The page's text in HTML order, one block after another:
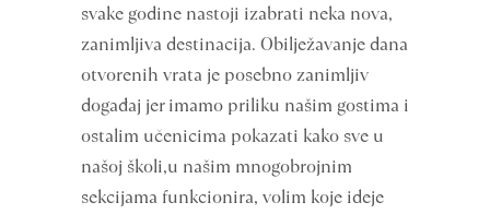
svake godine nastoji izabrati neka nova,
zanimljiva destinacija. Obilježavanje dana
otvorenih vrata je posebno zanimljiv
događaj jer imamo priliku našim gostima i
ostalim učenicima pokazati kako sve u
našoj školi,u našim mnogobrojnim
sekcijama funkcionira, volim koje ideje